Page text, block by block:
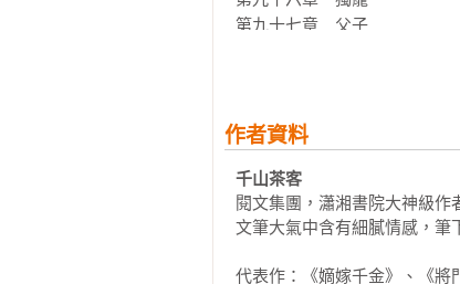
禾晏跪地請征，
第九十七章　父子
尾聲
番外、月亮的祕密
番外、長相思
番外、長願
作者資料
千山茶客
閱文集團，瀟湘書院大神級作
文筆大氣中含有細膩情感，筆